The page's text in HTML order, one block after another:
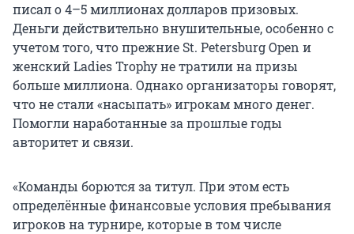
писал о 4–5 миллионах долларов призовых.
Деньги действительно внушительные, особенно с
учетом того, что прежние St. Petersburg Open и
женский Ladies Trophy не тратили на призы
больше миллиона. Однако организаторы говорят,
что не стали «насыпать» игрокам много денег.
Помогли наработанные за прошлые годы
авторитет и связи.
«Команды борются за титул. При этом есть
определённые финансовые условия пребывания
игроков на турнире, которые в том числе